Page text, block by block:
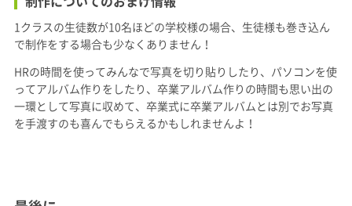
1クラスの生徒数が10名ほどの学校様の場合、生徒様も巻き込ん
で制作をする場合も少なくありません！
HRの時間を使ってみんなで写真を切り貼りしたり、パソコンを使
ってアルバム作りをしたり、卒業アルバム作りの時間も思い出の
一環として写真に収めて、卒業式に卒業アルバムとは別でお写真
を手渡すのも喜んでもらえるかもしれませんよ！